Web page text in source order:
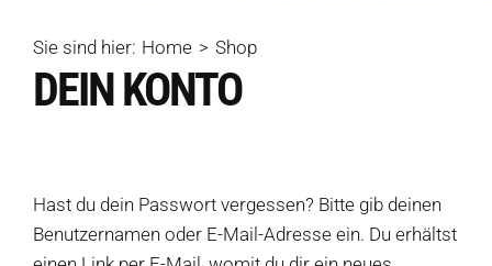
Sie sind hier: Home Shop
DEIN KONTO
Hast du dein Passwort vergessen? Bitte gib deinen
Benutzernamen oder E-Mail-Adresse ein. Du erhältst